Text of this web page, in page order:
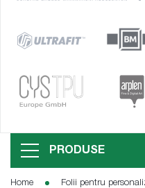
PRODUSE
Home Folii pentru